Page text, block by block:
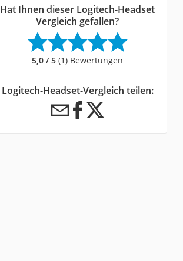
Hat Ihnen dieser Logitech-Headset
Vergleich gefallen?
5,0 / 5 (1) Bewertungen
Logitech-Headset-Vergleich teilen: